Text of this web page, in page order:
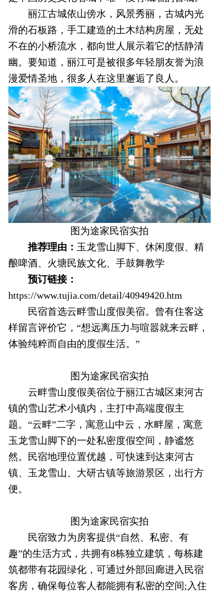
丽江古城依山傍水，风景秀丽，古城内光
滑的石板路，手工建造的土木结构房屋，无处
不在的小桥流水，都向世人展示着它的恬静清
幽。要知道，丽江可是被很多年轻朋友誉为浪
漫爱情圣地，很多人在这里邂逅了良人。
图为途家民宿实拍
推荐理由： 玉龙雪山脚下、休闲度假、精
酿啤酒、火塘民族文化、手鼓舞教学
预订链接：
https://www.tujia.com/detail/40949420.htm
民宿首选云畔雪山度假美宿。曾有住客这
样留言评价它，“想远离压力与喧嚣就来云畔，
体验纯粹而自由的度假生活。”
图为途家民宿实拍
云畔雪山度假美宿位于丽江古城区束河古
镇的雪山艺术小镇内，主打中高端度假主
题。“云畔”二字，寓意山中云，水畔屋，寓意
玉龙雪山脚下的一处私密度假空间，静谧悠
然。民宿地理位置优越，可快速到达束河古
镇、玉龙雪山、大研古镇等旅游景区，出行方
便。
图为途家民宿实拍
民宿致力为房客提供“自然、私密、有
趣”的生活方式，共拥有8栋独立建筑，每栋建
筑都带有花园绿化，可通过外部回廊进入民宿
客房，确保每位客人都能拥有私密的空间;入住